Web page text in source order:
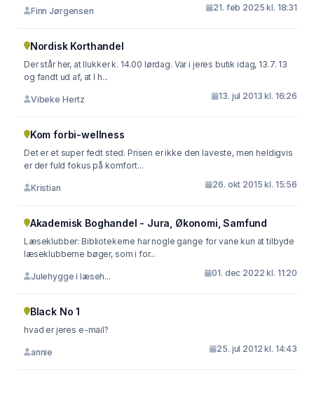
Finn Jørgensen 21. feb 2025 kl. 18:31
Nordisk Korthandel
Der står her, at Ilukker k. 14.00 lørdag. Var i jeres butik idag, 13.7. 13
og fandt ud af, at I h...
Vibeke Hertz 13. jul 2013 kl. 16:26
Kom forbi-wellness
Det er et super fedt sted. Prisen er ikke den laveste, men heldigvis
er der fuld fokus på komfort...
Kristian 26. okt 2015 kl. 15:56
Akademisk Boghandel - Jura, Økonomi, Samfund
Læseklubber: Bibliotekerne har nogle gange for vane kun at tilbyde
læseklubberne bøger, som i for...
Julehygge i læseh... 01. dec 2022 kl. 11:20
Black No 1
hvad er jeres e-mail?
annie 25. jul 2012 kl. 14:43